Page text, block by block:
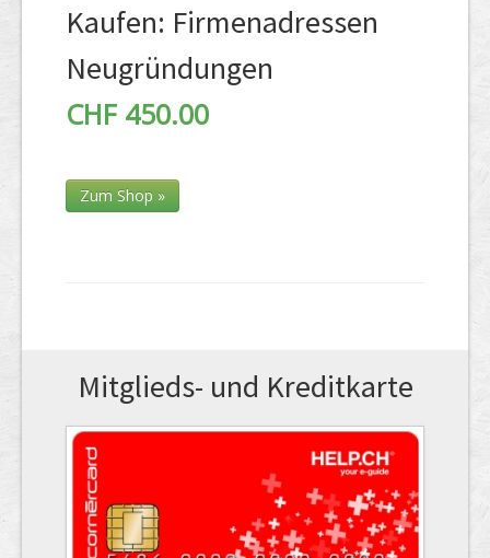
Kaufen: Firmenadressen
Neugründungen
CHF 450.00
Zum Shop »
Mitglieds- und Kreditkarte